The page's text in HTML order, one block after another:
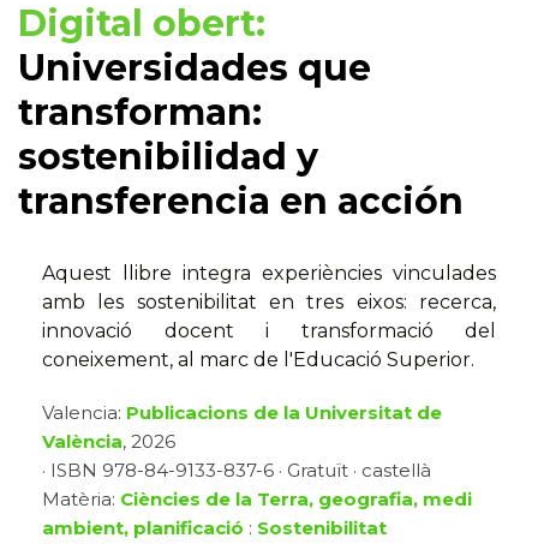
Digital obert:
Universidades que
transforman:
sostenibilidad y
transferencia en acción
Aquest llibre integra experiències vinculades
amb les sostenibilitat en tres eixos: recerca,
innovació docent i transformació del
coneixement, al marc de l'Educació Superior.
Valencia: Publicacions de la Universitat de
València, 2026
· ISBN 978-84-9133-837-6 · Gratuït · castellà
Matèria: Ciències de la Terra, geografia, medi
ambient, planificació : Sostenibilitat